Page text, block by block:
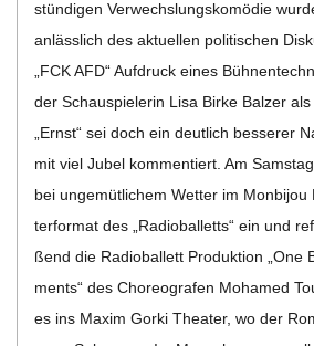
D
S
C
H
M
stün­di­gen Ver­wechs­lungs­ko­mö­die
anläss­lich des aktu­el­len poli­ti­schen
„FCK AFD“ Auf­druck eines
der Schau­spie­le­rin Lisa Birke Bal­zer
„Ernst“ sei doch ein deut­lich bes­se­rer
mit viel Jubel kom­men­tiert. Am
bei unge­müt­li­chem Wet­ter im
ter­for­mat des „Radio­bal­letts“ ein und
ßend die Radio­bal­lett Pro­duk­tion „One
ments“ des Cho­reo­gra­fen Moha­med
es ins Maxim Gorki Thea­ter, wo der